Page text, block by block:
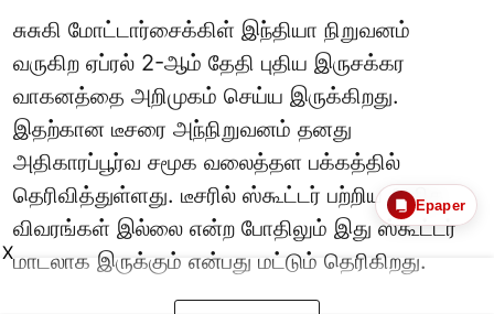
சுசுகி மோட்டார்சைக்கிள் இந்தியா நிறுவனம்
வருகிற ஏப்ரல் 2-ஆம் தேதி புதிய இருசக்கர
வாகனத்தை அறிமுகம் செய்ய இருக்கிறது.
இதற்கான டீசரை அந்நிறுவனம் தனது
அதிகாரப்பூர்வ சமூக வலைத்தள பக்கத்தில்
தெரிவித்துள்ளது. டீசரில் ஸ்கூட்டர் பற்றிய அதிக
விவரங்கள் இல்லை என்ற போதிலும் இது ஸ்கூட்டர்
மாடலாக இருக்கும் என்பது மட்டும் தெரிகிறது.
Epaper
X